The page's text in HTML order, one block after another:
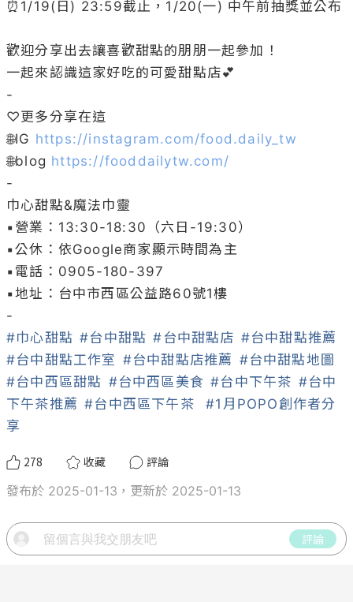
⏰1/19(日) 23:59截止，1/20(一) 中午前抽獎並公布
歡迎分享出去讓喜歡甜點的朋朋一起參加！
一起來認識這家好吃的可愛甜點店💕
-
♡更多分享在這
🌐IG https://instagram.com/food.daily_tw
🌐blog https://fooddailytw.com/
-
巾心甜點&魔法巾靈
▪️營業：13:30-18:30（六日-19:30）
▪️公休：依Google商家顯示時間為主
▪️電話：0905-180-397
▪️地址：台中市西區公益路60號1樓
#巾心甜點 #台中甜點 #台中甜點店 #台中甜點推薦
#台中甜點工作室 #台中甜點店推薦 #台中甜點地圖
#台中西區甜點 #台中西區美食 #台中下午茶 #台中
下午茶推薦 #台中西區下午茶
#1月POPO創作者分
享
278 收藏
評論
發布於 2025-01-13，更新於 2025-01-13
評論